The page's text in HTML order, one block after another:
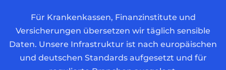
Für Krankenkassen, Finanzinstitute und
Versicherungen übersetzen wir täglich sensible
Daten. Unsere Infrastruktur ist nach europäischen
und deutschen Standards aufgesetzt und für